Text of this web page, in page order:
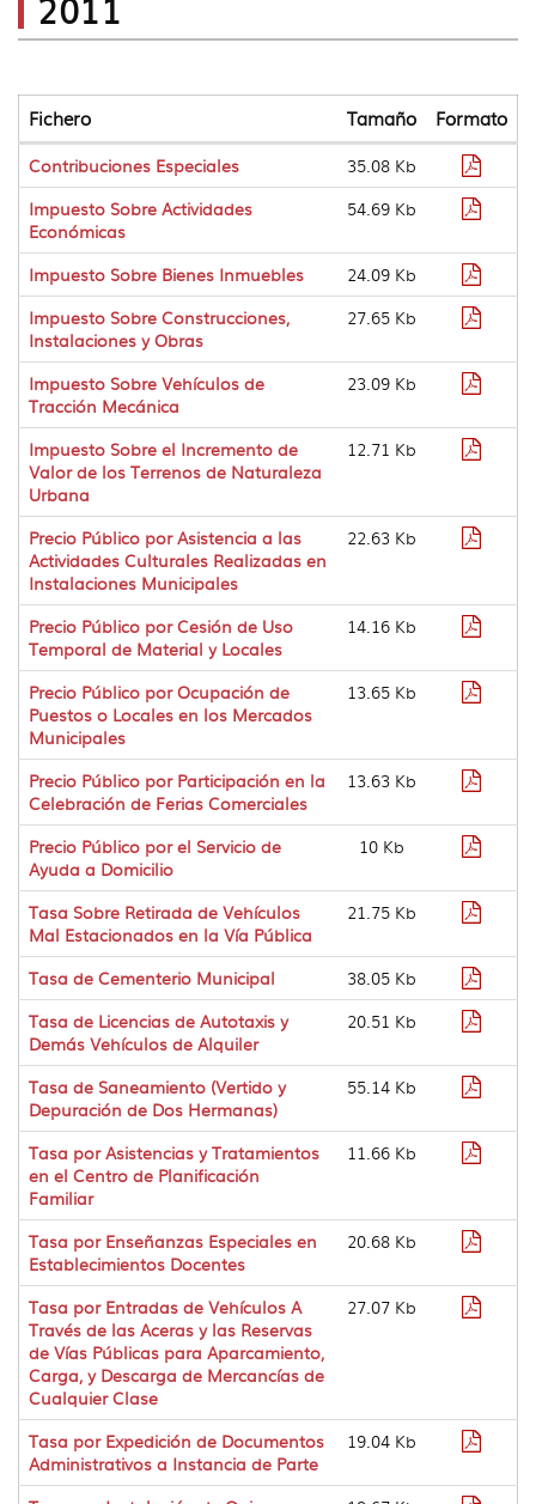
Tabla
que
lista
diferentes
descargas
de
ficheros
Fichero Tamaño Formato
Contribuciones Especiales 35.08 Kb
pdf
Impuesto Sobre Actividades
Económicas
54.69 Kb
Impuesto Sobre Bienes Inmuebles
24.09 Kb
pdf
Impuesto Sobre Construcciones,
Instalaciones y Obras
27.65 Kb
Impuesto Sobre Vehículos de
Tracción Mecánica
23.09 Kb
Impuesto Sobre el Incremento de
Valor de los Terrenos de Naturaleza
Urbana
12.71 Kb
Precio Público por Asistencia a las
Actividades Culturales Realizadas en
Instalaciones Municipales
22.63 Kb
Precio Público por Cesión de Uso
Temporal de Material y Locales
14.16 Kb
Precio Público por Ocupación de
Puestos o Locales en los Mercados
Municipales
13.65 Kb
Precio Público por Participación en la
Celebración de Ferias Comerciales
13.63 Kb
Precio Público por el Servicio de
Ayuda a Domicilio
10 Kb
Tasa Sobre Retirada de Vehículos
Mal Estacionados en la Vía Pública
21.75 Kb
Tasa de Cementerio Municipal
38.05 Kb
pdf
Tasa de Licencias de Autotaxis y
Demás Vehículos de Alquiler
20.51 Kb
Tasa de Saneamiento (Vertido y
Depuración de Dos Hermanas)
55.14 Kb
Tasa por Asistencias y Tratamientos
en el Centro de Planificación
Familiar
11.66 Kb
Tasa por Enseñanzas Especiales en
Establecimientos Docentes
20.68 Kb
Tasa por Entradas de Vehículos A
Través de las Aceras y las Reservas
de Vías Públicas para Aparcamiento,
Carga, y Descarga de Mercancías de
Cualquier Clase
27.07 Kb
Tasa por Expedición de Documentos
Administrativos a Instancia de Parte
19.04 Kb